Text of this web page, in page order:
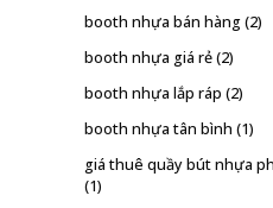
booth nhựa bán hàng(2)
booth nhựa giá rẻ(2)
booth nhựa lắp ráp (2)
booth nhựa tân bình (1)
giá thuê quầy bút nhựa
(1)